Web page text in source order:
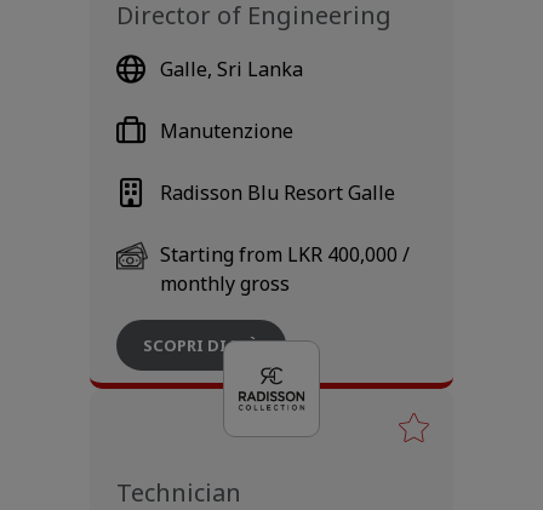
Director of Engineering
Starting from LKR 400,000 /
monthly gross
Galle, Sri Lanka
Radisson Blu Resort Galle
Manutenzione
SCOPRI DI PIÙ
Technician